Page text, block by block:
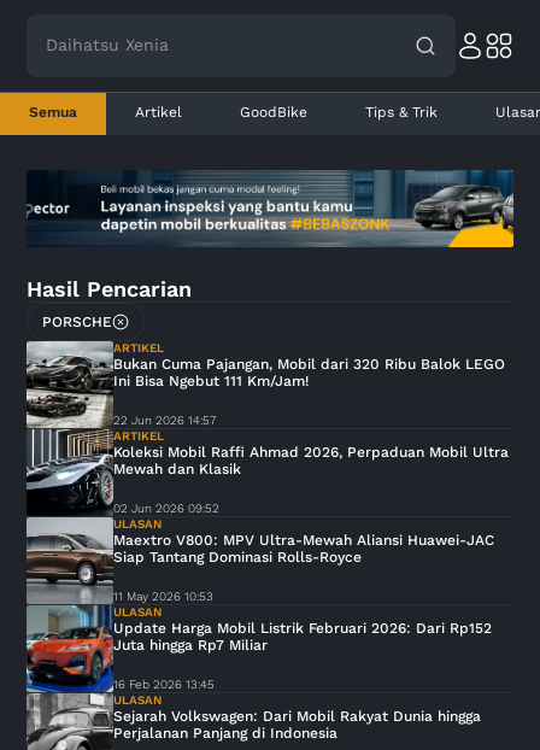
Daihatsu Xenia
Semua Artikel GoodBike Tips & Trik
Hasil Pencarian
PORSCHE
ARTIKEL
Bukan Cuma Pajangan, Mobil dari 320 Ribu Balok LEGO
Ini Bisa Ngebut 111 Km/Jam!
22 Jun 2026 14:57
ARTIKEL
Koleksi Mobil Raffi Ahmad 2026, Perpaduan Mobil Ultra
Mewah dan Klasik
02 Jun 2026 09:52
ULASAN
Maextro V800: MPV Ultra-Mewah Aliansi Huawei-JAC
Siap Tantang Dominasi Rolls-Royce
11 May 2026 10:53
ULASAN
Update Harga Mobil Listrik Februari 2026: Dari Rp152
Juta hingga Rp7 Miliar
16 Feb 2026 13:45
ULASAN
Sejarah Volkswagen: Dari Mobil Rakyat Dunia hingga
Perjalanan Panjang di Indonesia